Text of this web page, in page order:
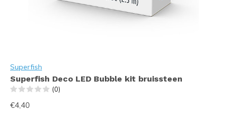
Superfish
Superfish Deco LED Bubble kit bruissteen
(0)
€4,40